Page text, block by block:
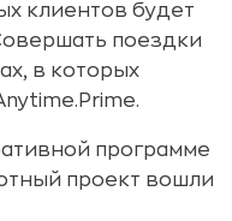
клиентов будет
поездки
в которых
программе
проект вошли